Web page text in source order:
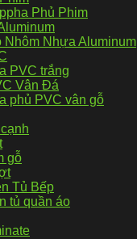
Phủ Phim
Nhôm Nhựa Aluminum
PVC trắng
Vân Đá
phủ PVC vân gỗ
gỗ
Tủ Bếp
tủ quần áo